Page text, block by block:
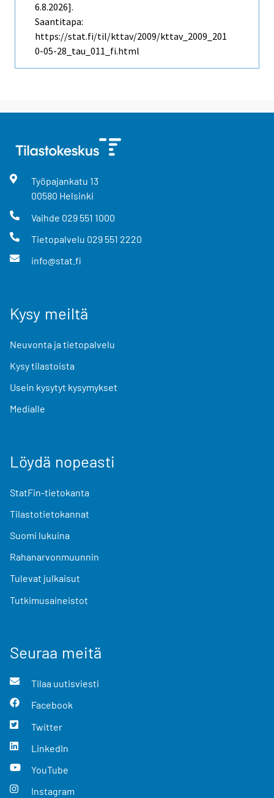
6.8.2026].
Saantitapa:
https://stat.fi/til/kttav/2009/kttav_2009_201
0-05-28_tau_011_fi.html
Työpajankatu 13
00580 Helsinki
Vaihde 029 551 1000
Tietopalvelu 029 551 2220
info@stat.fi
Kysy meiltä
Neuvonta ja tietopalvelu
Kysy tilastoista
Usein kysytyt kysymykset
Medialle
Löydä nopeasti
StatFin-tietokanta
Tilastotietokannat
Suomi lukuina
Rahanarvonmuunnin
Tulevat julkaisut
Tutkimusaineistot
Seuraa meitä
Tilaa uutisviesti
Facebook
Twitter
LinkedIn
YouTube
Instagram